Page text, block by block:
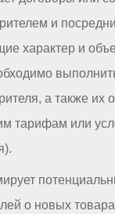
и
характер и
а также их
тарифам или
о новых